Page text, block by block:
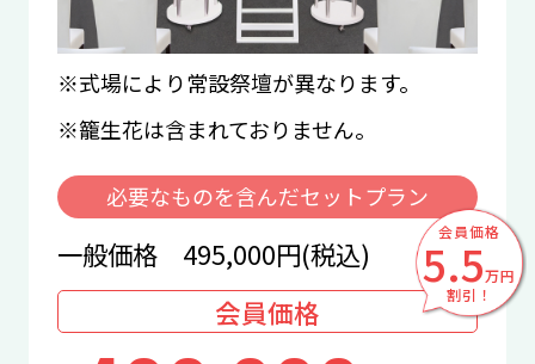
式場により常設祭壇が異なります。
籠生花は含まれておりません。
必要なものを含んだセットプラン
一般価格 495,000円(税込)
会員価格
会員価格
5.5万円
割引！